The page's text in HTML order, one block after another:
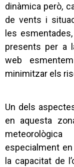
dinàmica però,
de vents i
les
presents per a
web
minimitzar els
Un dels
en aquesta
especialment
la capacitat de